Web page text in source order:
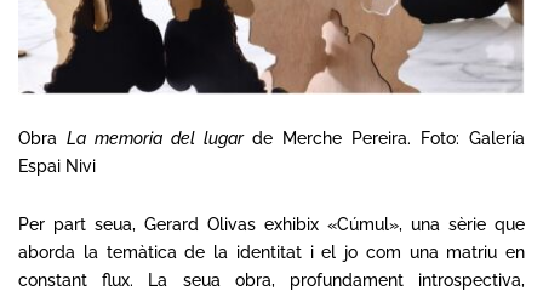
Obra La memoria del lugarde Merche Pereira. Foto: Galería
Espai Nivi
Per part seua, Gerard Olivas exhibix «Cúmul», una sèrie que
aborda la temàtica de la identitat i el jo com una matriu en
constant flux. La seua obra, profundament introspectiva,